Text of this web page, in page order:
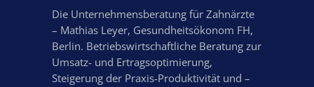
Die Unternehmensberatung für Zahnärzte
– Mathias Leyer, Gesundheitsökonom FH,
Berlin. Betriebswirtschaftliche Beratung zur
Umsatz- und Ertragsoptimierung,
Steigerung der Praxis-Produktivität und –